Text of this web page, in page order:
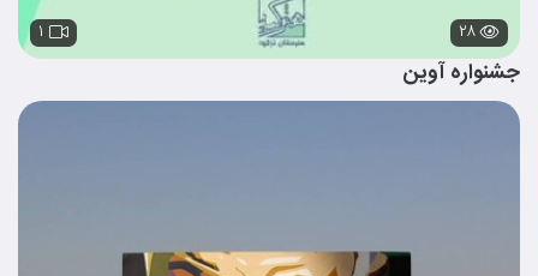
۲۸ ۱
جشنواره آوین